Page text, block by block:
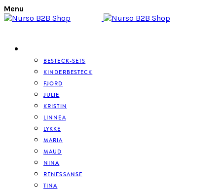
Menu
BESTECK-SETS
KINDERBESTECK
FJORD
JULIE
KRISTIN
LINNEA
LYKKE
MARIA
MAUD
NINA
RENESSANSE
TINA